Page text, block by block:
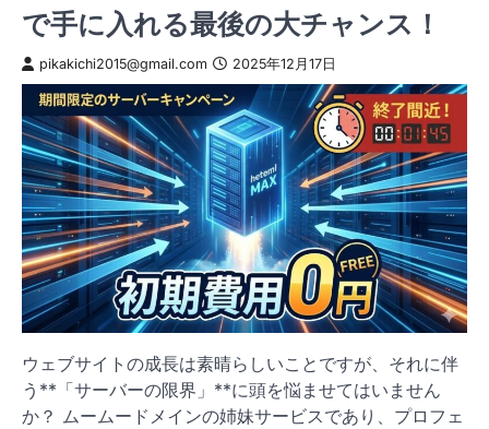
で手に入れる最後の大チャンス！
pikakichi2015@gmail.com 2025年12月17日
ウェブサイトの成長は素晴らしいことですが、それに伴
う**「サーバーの限界」**に頭を悩ませてはいません
か？ ムームードメインの姉妹サービスであり、プロフェ